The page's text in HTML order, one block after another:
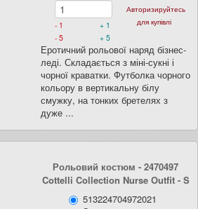
+ 1
- 1
- 5
+ 5
Авторизируйтесь
для купівлі
Еротичний рольової наряд бізнес-
леді. Складається з міні-сукні і
чорної краватки. Футболка чорного
кольору в вертикальну білу
смужку, на тонких бретелях з
дуже ...
Рольовий костюм - 2470497
Cottelli Collection Nurse Outfit- S
513224704972021